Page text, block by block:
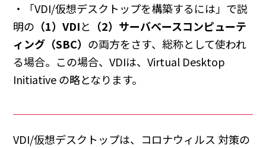
・「VDI/仮想デスクトップを構築するには」で説
明の （1）VDIと （2）サーバベースコンピューテ
ィング（SBC） の両方をさす、総称として使われ
る場合。この場合、VDIは、Virtual Desktop
Initiative の略となります。
VDI/仮想デスクトップは、コロナウィルス 対策の